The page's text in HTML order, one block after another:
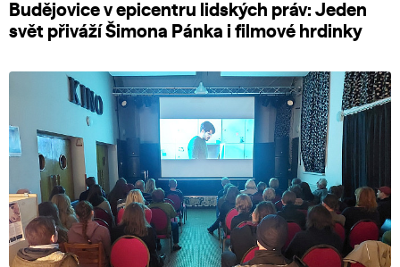
Budějovice v epicentru lidských práv: Jeden
svět přiváží Šimona Pánka i filmové hrdinky